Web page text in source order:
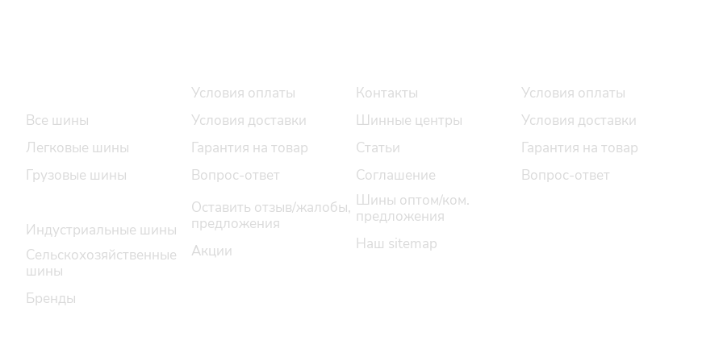
Все шины
Легковые шины
Грузовые шины
Индустриальные шины
Сельскохозяйственные
шины
Бренды
Условия оплаты
Условия доставки
Гарантия на товар
Вопрос-ответ
Оставить отзыв/жалобы,
предложения
Акции
Контакты
Шинные центры
Статьи
Соглашение
Шины оптом/ком.
предложения
Наш sitemap
Условия оплаты
Условия доставки
Гарантия на товар
Вопрос-ответ